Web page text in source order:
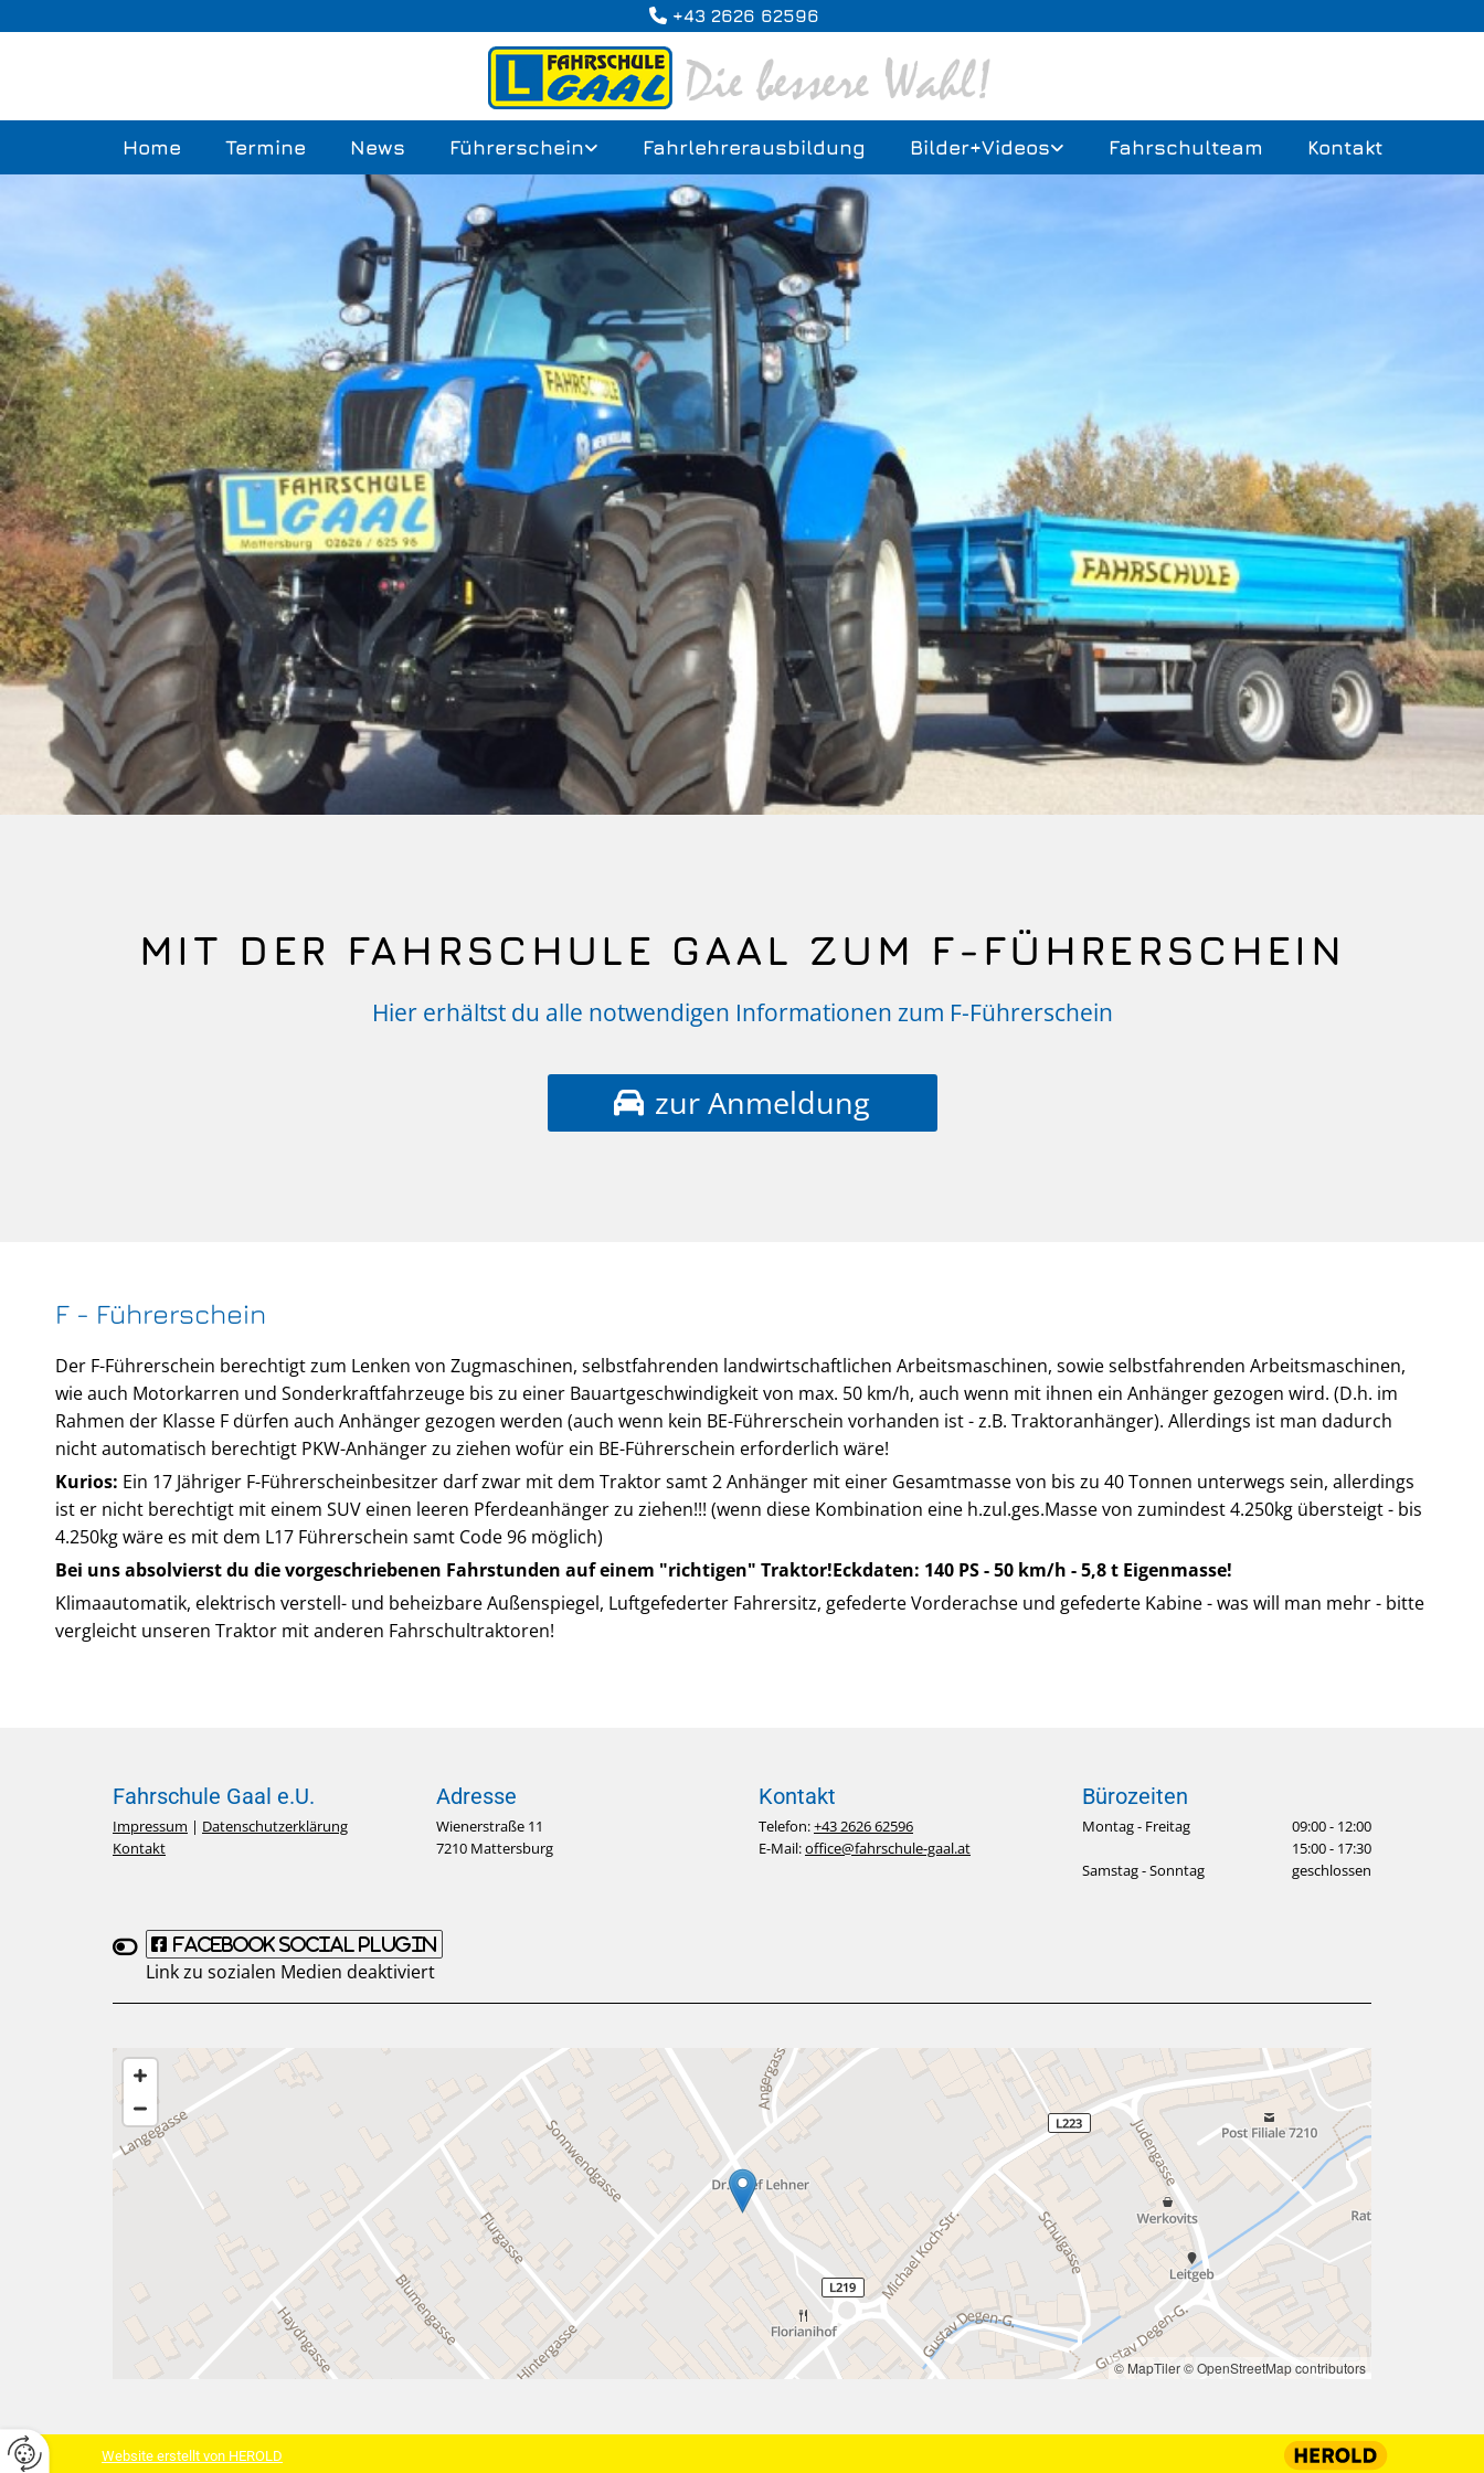
 +43 2626 62596
Home Termine News Führerschein Fahrlehrerausbildung Bilder+Videos Fahrschulteam Kontakt
MIT DER FAHRSCHULE GAAL ZUM F-FÜHRERSCHEIN
Hier erhältst du alle notwendigen Informationen zum F-Führerschein
zur Anmeldung
F - Führerschein
Der F-Führerschein berechtigt zum Lenken von Zugmaschinen, selbstfahrenden landwirtschaftlichen Arbeitsmaschinen, sowie selbstfahrenden Arbeitsmaschinen,
wie auch Motorkarren und Sonderkraftfahrzeuge bis zu einer Bauartgeschwindigkeit von max. 50 km/h, auch wenn mit ihnen ein Anhänger gezogen wird. (D.h. im
Rahmen der Klasse F dürfen auch Anhänger gezogen werden (auch wenn kein BE-Führerschein vorhanden ist - z.B. Traktoranhänger). Allerdings ist man dadurch
nicht automatisch berechtigt PKW-Anhänger zu ziehen wofür ein BE-Führerschein erforderlich wäre!
Kurios: Ein 17 Jähriger F-Führerscheinbesitzer darf zwar mit dem Traktor samt 2 Anhänger mit einer Gesamtmasse von bis zu 40 Tonnen unterwegs sein, allerdings
ist er nicht berechtigt mit einem SUV einen leeren Pferdeanhänger zu ziehen!!! (wenn diese Kombination eine h.zul.ges.Masse von zumindest 4.250kg übersteigt - bis
4.250kg wäre es mit dem L17 Führerschein samt Code 96 möglich)
Bei uns absolvierst du die vorgeschriebenen Fahrstunden auf einem "richtigen" Traktor!Eckdaten: 140 PS - 50 km/h - 5,8 t Eigenmasse!
Klimaautomatik, elektrisch verstell- und beheizbare Außenspiegel, Luftgefederter Fahrersitz, gefederte Vorderachse und gefederte Kabine - was will man mehr - bitte
vergleicht unseren Traktor mit anderen Fahrschultraktoren!
Fahrschule Gaal e.U.
Impressum | Datenschutzerklärung
Kontakt
Adresse
Wienerstraße 11
7210 Mattersburg
Kontakt
Telefon:+43 2626 62596
E-Mail:office@fahrschule-gaal.at
Bürozeiten
Montag - Freitag
09:00 - 12:00
15:00 - 17:30
Samstag - Sonntag
geschlossen
Facebook Social Plugin
© MapTiler© OpenStreetMap contributors
Website erstellt von HEROLD